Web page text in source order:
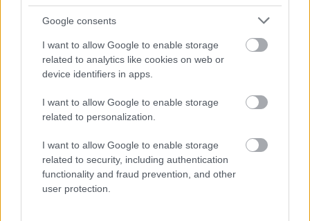
Google consents
I want to allow Google to enable storage
related to analytics like cookies on web or
device identifiers in apps.
I want to allow Google to enable storage
related to personalization.
I want to allow Google to enable storage
related to security, including authentication
functionality and fraud prevention, and other
user protection.
Przykłady użycia
autentyczne, starannie wybrane, zobacz teżna blogu
Premierę grałam z cieknącymi piersiami. Pamiętam,
jak w momentach podniecenia i emocji robiła mi się ta
halka mokra. Na szczęście to trwało cztery godziny,
laktatorem, z garderobianymi chowałyśmy je do
lodówki.
KWJP: Witold Mrozek,